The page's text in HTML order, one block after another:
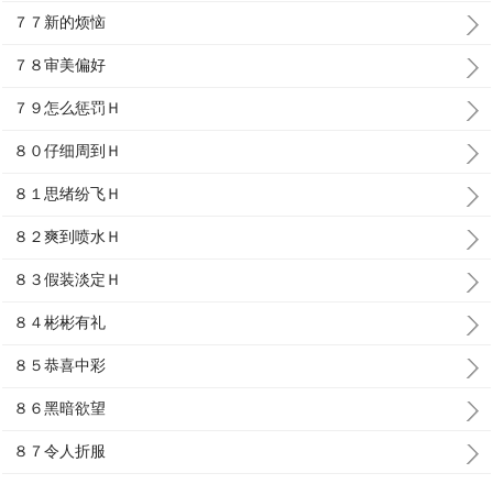
７７新的烦恼
７８审美偏好
７９怎么惩罚Ｈ
８０仔细周到Ｈ
８１思绪纷飞Ｈ
８２爽到喷水Ｈ
８３假装淡定Ｈ
８４彬彬有礼
８５恭喜中彩
８６黑暗欲望
８７令人折服